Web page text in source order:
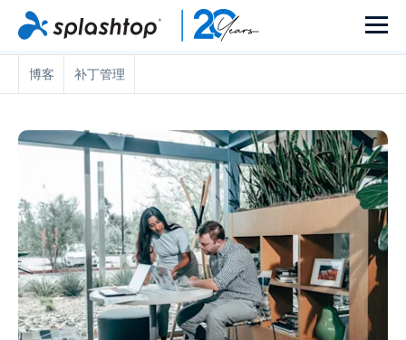
博客 补丁管理